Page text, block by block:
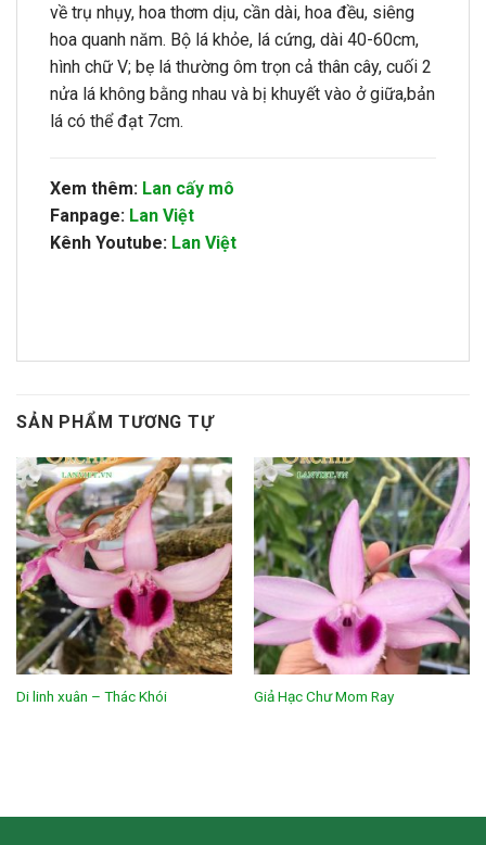
về trụ nhụy, hoa thơm dịu, cần dài, hoa đều, siêng
hoa quanh năm. Bộ lá khỏe, lá cứng, dài 40-60cm,
hình chữ V; bẹ lá thường ôm trọn cả thân cây, cuối 2
nửa lá không bằng nhau và bị khuyết vào ở giữa,bản
lá có thể đạt 7cm.
Xem thêm: Lan cấy mô
Fanpage: Lan Việt
Kênh Youtube: Lan Việt
SẢN PHẨM TƯƠNG TỰ
Di linh xuân – Thác Khói Giả Hạc Chư Mom Ray